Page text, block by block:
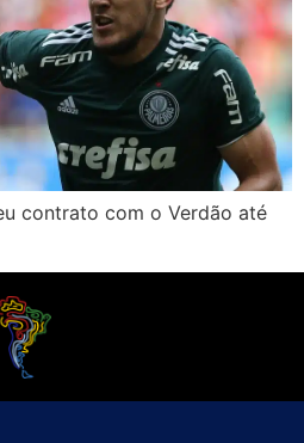
contrato com o Verdão até